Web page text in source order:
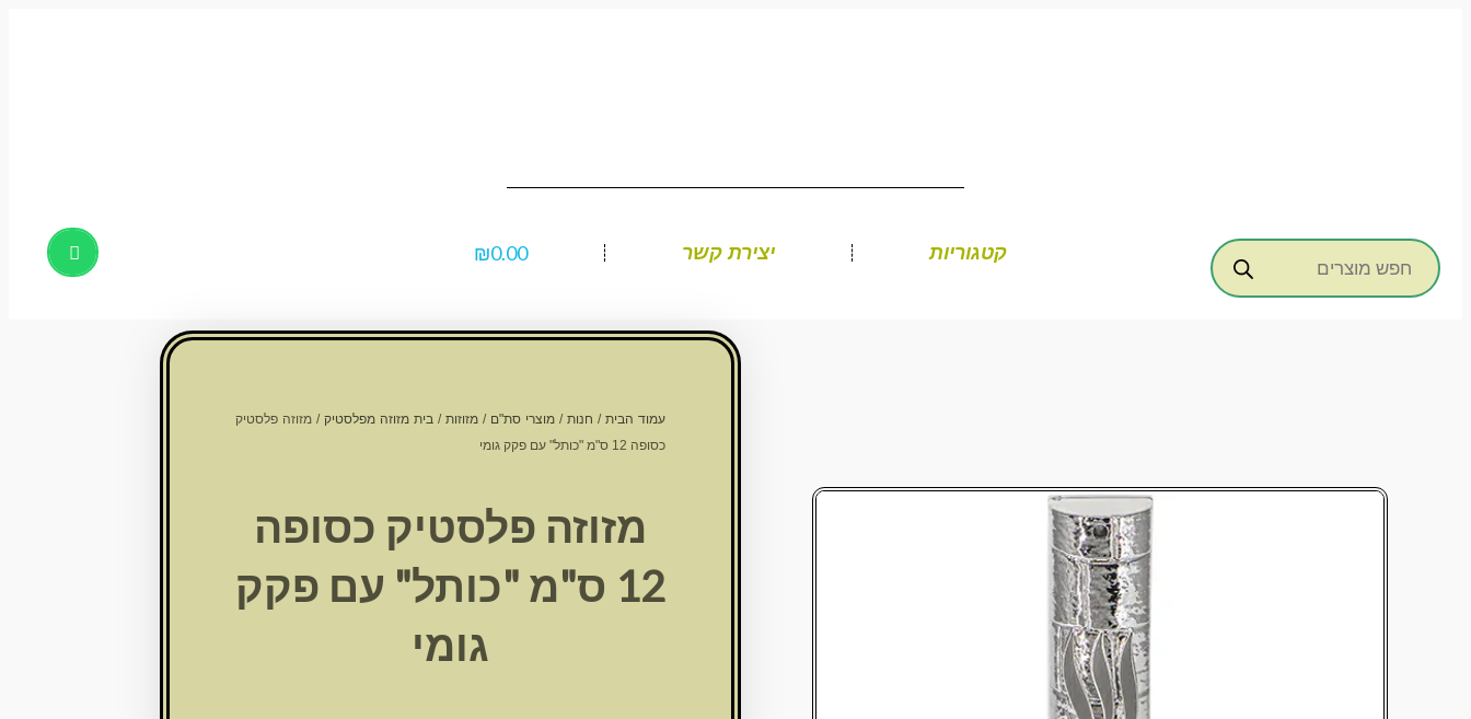
Products
search
קטגוריות יצירת קשר ₪0.00
עמוד הבית / חנות / מוצרי סת"ם / מזוזות / בית מזוזה מפלסטיק / מזוזה פלסטיק
כסופה 12 ס"מ "כותל" עם פקק גומי
מזוזה פלסטיק כסופה
12 ס"מ "כותל" עם פקק
גומי